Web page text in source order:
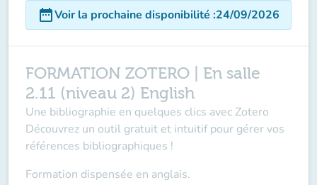
date_rangeVoir la prochaine disponibilité :24/09/2026
FORMATION ZOTERO | En salle
2.11 (niveau 2) English
Une bibliographie en quelques clics avec Zotero
Découvrez un outil gratuit et intuitif pour gérer vos
références bibliographiques !
Formation dispensée en anglais.